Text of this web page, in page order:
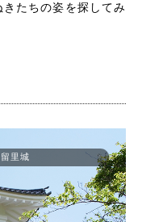
たちの姿を探してみ
里城